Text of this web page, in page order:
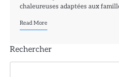
chaleureuses adaptées aux
Read More
Rechercher